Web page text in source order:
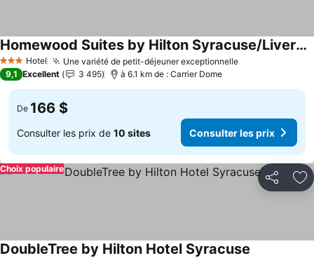
3 ÉtoilesHotel Une variété de petit-déjeuner exceptionnelleConsulter les
Homewood Suites by Hilton Syracuse/Liverpool
Consulter les prix
9,1 Excellent 3 495 à 6.1 km de : Carrier Dome
De 166 $
Consulter les prix de 10 sites Consulter les prix
Partager
Choix populaire
DoubleTree by Hilton Hotel Syracuse